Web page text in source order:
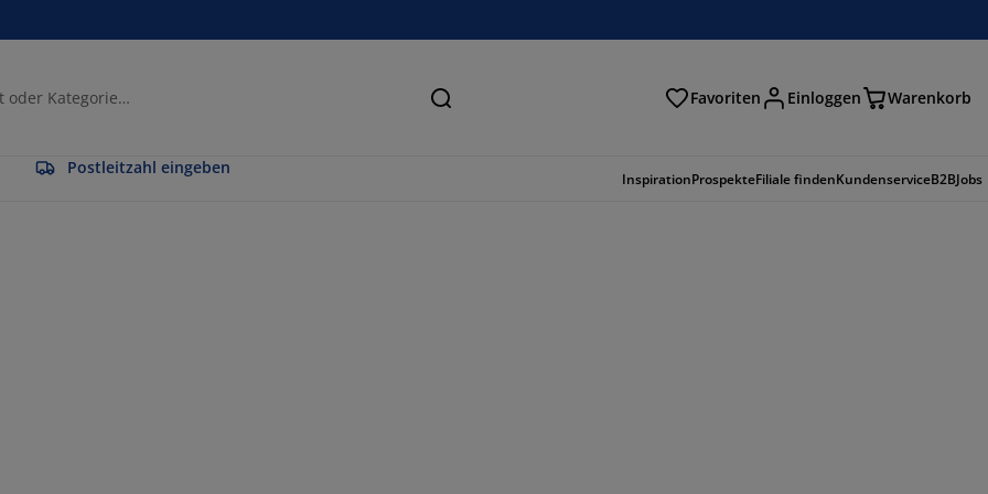
Suchen Favoriten Einloggen Warenkorb
Postleitzahl eingeben
InspirationProspekteFiliale findenKundenserviceB2BJobs